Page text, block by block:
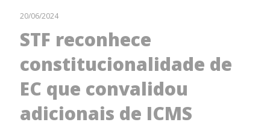
20/06/2024
STF reconhece
constitucionalidade de
EC que convalidou
adicionais de ICMS